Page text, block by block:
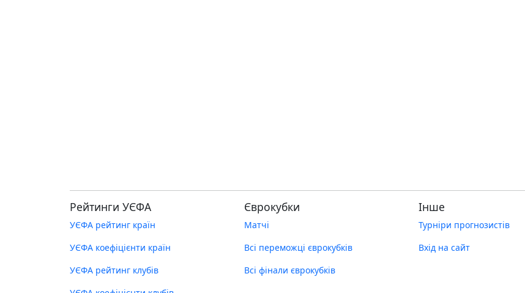
Рейтинги УЄФА
УЄФА рейтинг країн
УЄФА коефіцієнти країн
УЄФА рейтинг клубів
Єврокубки
Матчі
Всі переможці єврокубків
Всі фінали єврокубків
Інше
Турніри прогнозистів
Вхід на сайт